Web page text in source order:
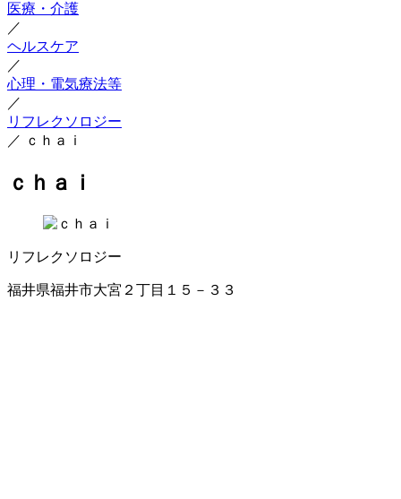
医療・介護
／
ヘルスケア
／
心理・電気療法等
／
リフレクソロジー
／ ｃｈａｉ
ｃｈａｉ
リフレクソロジー
福井県福井市大宮２丁目１５－３３